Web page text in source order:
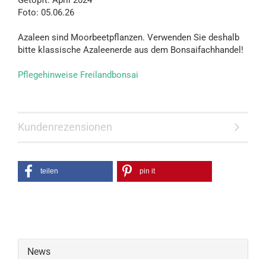
Foto: 05.06.26
Azaleen sind Moorbeetpflanzen. Verwenden Sie deshalb
bitte klassische Azaleenerde aus dem Bonsaifachhandel!
Pflegehinweise Freilandbonsai
Kundenrezensionen
teilen pin it
News